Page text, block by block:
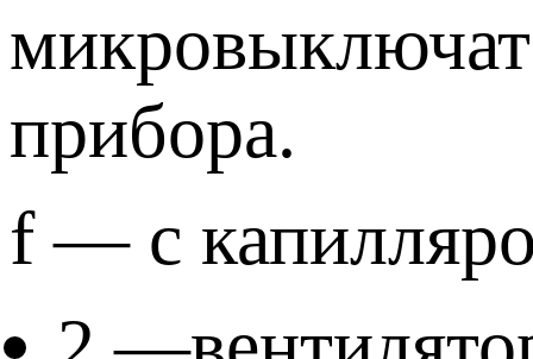
прибора.
f — с